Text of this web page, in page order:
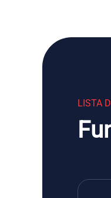
LISTA